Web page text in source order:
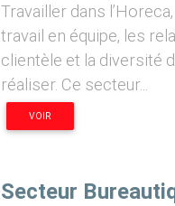
Travailler dans
travail en équipe, les
clientèle et la diversité
réaliser. Ce secteur...
VOIR
Secteur